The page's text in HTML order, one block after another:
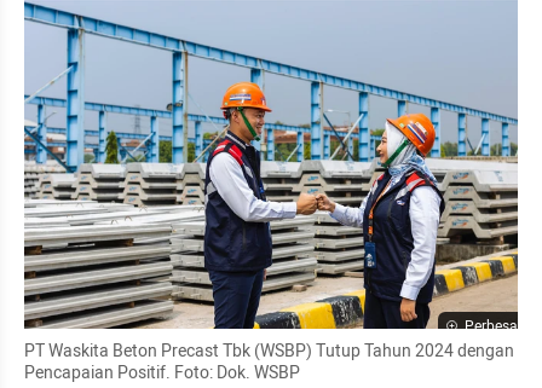
Perbesar
PT Waskita Beton Precast Tbk (WSBP) Tutup Tahun 2024 dengan
Pencapaian Positif. Foto: Dok. WSBP